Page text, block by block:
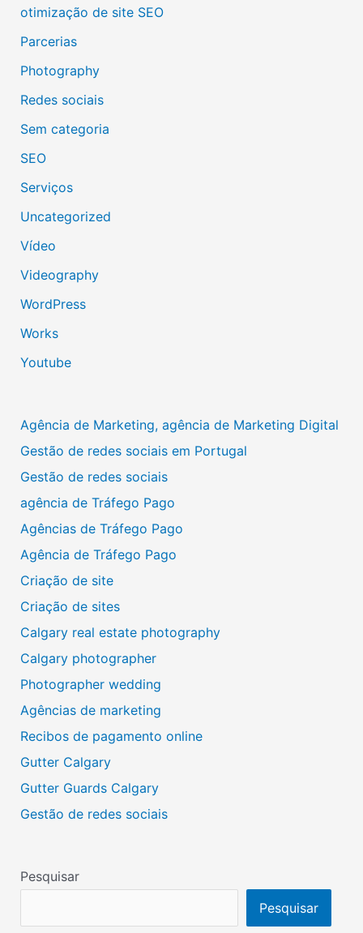
otimização de site SEO
Parcerias
Photography
Redes sociais
Sem categoria
SEO
Serviços
Uncategorized
Vídeo
Videography
WordPress
Works
Youtube
Agência de Marketing, agência de Marketing Digital
Gestão de redes sociais em Portugal
Gestão de redes sociais
agência de Tráfego Pago
Agências de Tráfego Pago
Agência de Tráfego Pago
Criação de site
Criação de sites
Calgary real estate photography
Calgary photographer
Photographer wedding
Agências de marketing
Recibos de pagamento online
Gutter Calgary
Gutter Guards Calgary
Gestão de redes sociais
Pesquisar
Pesquisar